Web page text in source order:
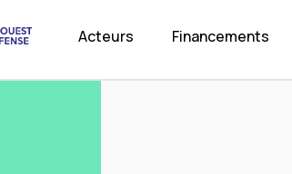
Acteurs Financements